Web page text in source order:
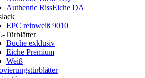
Authentic RissEiche DA
EPC reinweiß 9010
Türblätter
Buche exklusiv
Eiche Premium
Weiß